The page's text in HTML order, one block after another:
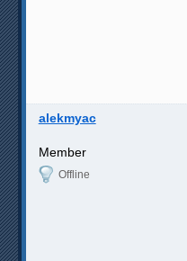
alekmyac
Member
Offline